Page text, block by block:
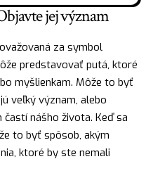
jej význam
za symbol
predstavovať putá, ktoré
myšlienkam. Môže to byť
veľký význam, alebo
nášho života. Keď sa
to byť spôsob, akým
ktoré by ste nemali